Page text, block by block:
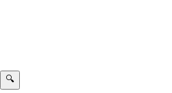
🔍